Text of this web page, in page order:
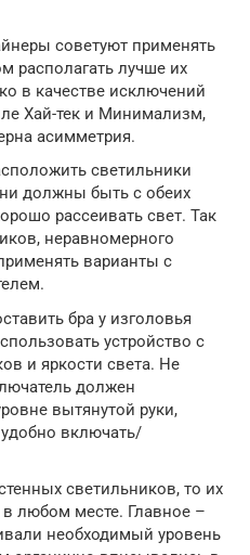
советуют применять
располагать лучше их
в качестве исключений
Хай-тек и Минимализм,
асимметрия.
светильники
должны быть с обеих
рассеивать свет. Так
неравномерного
варианты с
бра у изголовья
устройство с
и яркости света. Не
должен
вытянутой руки,
включать/
светильников, то их
любом месте. Главное –
необходимый уровень